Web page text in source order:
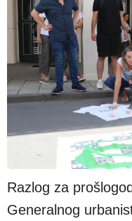
Razlog za
Generalnog